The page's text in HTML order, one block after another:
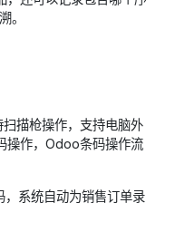
。
描枪操作，支持电脑外
操作，Odoo条码操作流
，系统自动为销售订单录